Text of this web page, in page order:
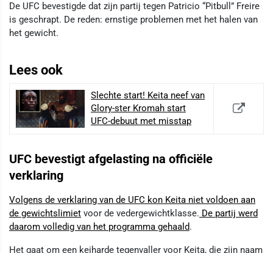
De UFC bevestigde dat zijn partij tegen Patricio “Pitbull” Freire
is geschrapt. De reden: ernstige problemen met het halen van
het gewicht.
Lees ook
Slechte start! Keita neef van
Glory-ster Kromah start
UFC-debuut met misstap
UFC bevestigt afgelasting na officiële
verklaring
Volgens de verklaring van de UFC kon Keita niet voldoen aan
de gewichtslimiet voor de vedergewichtklasse. De partij werd
daarom volledig van het programma gehaald.
Het gaat om een keiharde tegenvaller voor Keita, die zijn naam